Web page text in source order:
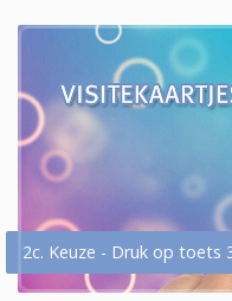
2c. Keuze - Druk op toets